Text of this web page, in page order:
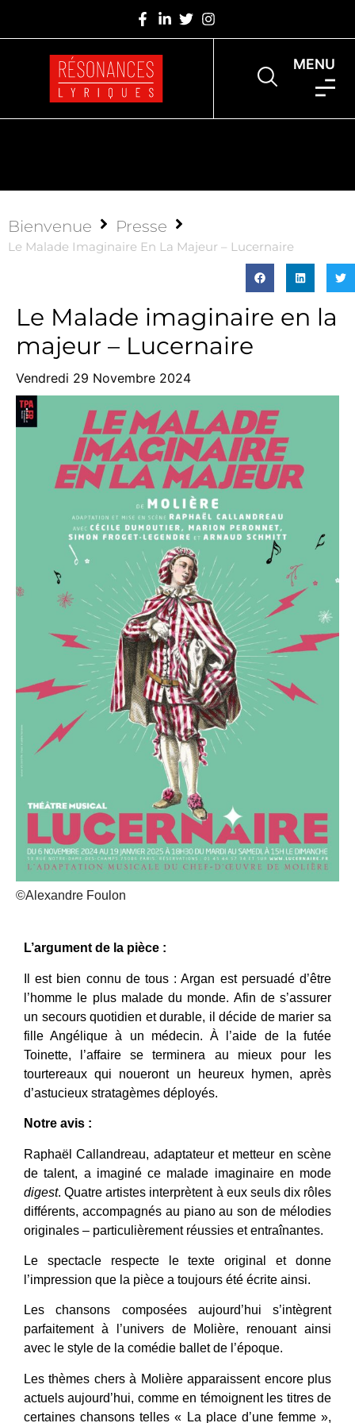
MENU
Bienvenue Presse
Le Malade Imaginaire En La Majeur – Lucernaire
Le Malade imaginaire en la
majeur – Lucernaire
Vendredi 29 Novembre 2024
©Alexandre Foulon
L’argument de la pièce :
Il est bien connu de tous : Argan est persuadé d’être
l’homme le plus malade du monde. Afin de s’assurer
un secours quotidien et durable, il décide de marier sa
fille Angélique à un médecin. À l’aide de la futée
Toinette, l’affaire se terminera au mieux pour les
tourtereaux qui noueront un heureux hymen, après
d’astucieux stratagèmes déployés.
Notre avis :
Raphaël Callandreau, adaptateur et metteur en scène
de talent, a imaginé ce malade imaginaire en mode
digest. Quatre artistes interprètent à eux seuls dix rôles
différents, accompagnés au piano au son de mélodies
originales – particulièrement réussies et entraînantes.
Le spectacle respecte le texte original et donne
l’impression que la pièce a toujours été écrite ainsi.
Les chansons composées aujourd’hui s’intègrent
parfaitement à l’univers de Molière, renouant ainsi
avec le style de la comédie ballet de l’époque.
Les thèmes chers à Molière apparaissent encore plus
actuels aujourd’hui, comme en témoignent les titres de
certaines chansons telles « La place d’une femme »,